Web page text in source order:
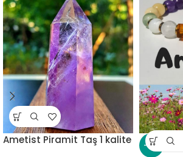
Ametist Piramit Taş 1 kalite
-10%